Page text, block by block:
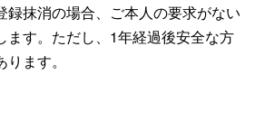
録抹消の場合、ご本人の要求がない
ます。ただし、1年経過後安全な方
ます。